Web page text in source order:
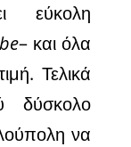
εύκολη
– και όλα
Τελικά
δύσκολο
να